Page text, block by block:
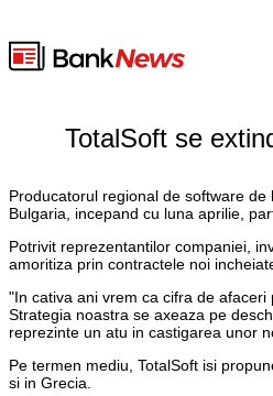
TotalSoft se
Producatorul regional de software
Bulgaria, incepand cu luna aprilie,
Potrivit reprezentantilor companiei,
amoritiza prin contractele noi
"In cativa ani vrem ca cifra de
Strategia noastra se axeaza pe
reprezinte un atu in castigarea unor
Pe termen mediu, TotalSoft isi
si in Grecia.